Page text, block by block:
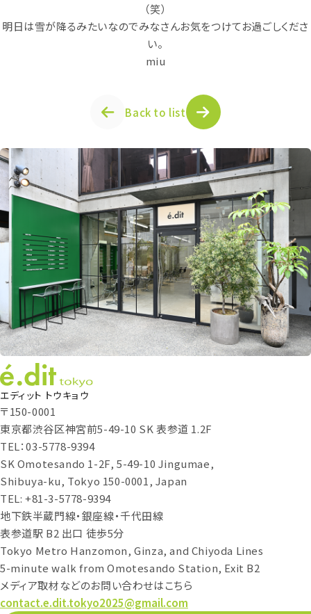
（笑）
明日は雪が降るみたいなのでみなさんお気をつけてお過ごしくださ
い。
miu
Back to list
エディット トウキョウ
〒150-0001
東京都渋谷区神宮前5-49-10 SK 表参道 1.2F
TEL：03-5778-9394
SK Omotesando 1-2F, 5-49-10 Jingumae,
Shibuya-ku, Tokyo 150-0001, Japan
TEL: +81-3-5778-9394
地下鉄半蔵門線・銀座線・千代田線
表参道駅 B2 出口 徒歩5分
Tokyo Metro Hanzomon, Ginza, and Chiyoda Lines
5-minute walk from Omotesando Station, Exit B2
メディア取材などのお問い合わせはこちら
contact.e.dit.tokyo2025@gmail.com